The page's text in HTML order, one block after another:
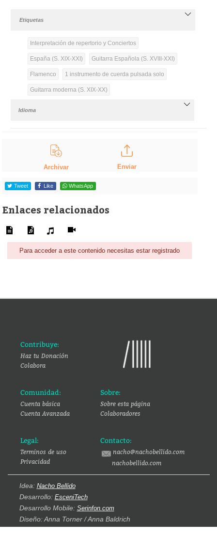
Etiquetas
Interpretación de repertorio y Conciertos
España (S. XIX-XXI) Guitarra Española (S. XVIII-XXI)
Flamenco 1 instrumento de cuerda pulsada solo
Guitarra moderna (S. XIX-XX)
Idioma
Archivar Enviar
Tweet Like WhatsApp
Enlaces relacionados
Para acceder a este contenido necesitas estar registrado
Contribuye:
Haz tu Donación
Colabora
Comunidad:
Cuenta básica
Cuenta Avanzada
Sobre:
Sobre esta página
Colaboradores
Legal:
Terminos de uso
Privacidad
Contacto:
nacho@nachobellido.com
nachobellido.com
Idea: Nacho Bellido
Desarrollo: EsceniTech
Desarrollo Mobile: Serinfon.com
Diseño: Anna Torner / Anna Baldrich